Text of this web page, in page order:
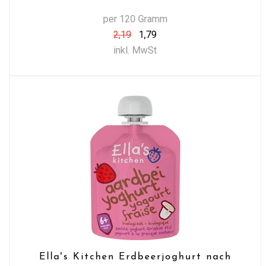
per 120 Gramm
2,19
1,79
inkl. MwSt
Ella's Kitchen Erdbeerjoghurt nach